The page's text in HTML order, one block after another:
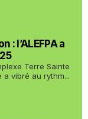
: l’ALEFPA a
Terre Sainte
a vibré au rythm...